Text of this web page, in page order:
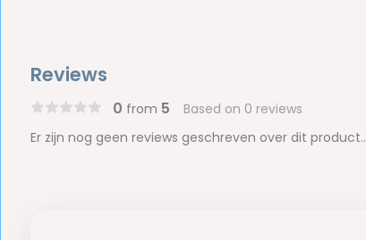
Reviews
0 from 5 Based on 0 reviews
Er zijn nog geen reviews geschreven over dit product..